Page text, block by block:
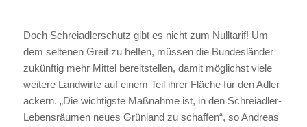
Doch Schreiadlerschutz gibt es nicht zum Nulltarif! Um
dem seltenen Greif zu helfen, müssen die Bundesländer
zukünftig mehr Mittel bereitstellen, damit möglichst viele
weitere Landwirte auf einem Teil ihrer Fläche für den Adler
ackern. „Die wichtigste Maßnahme ist, in den Schreiadler-
Lebensräumen neues Grünland zu schaffen“, so Andreas